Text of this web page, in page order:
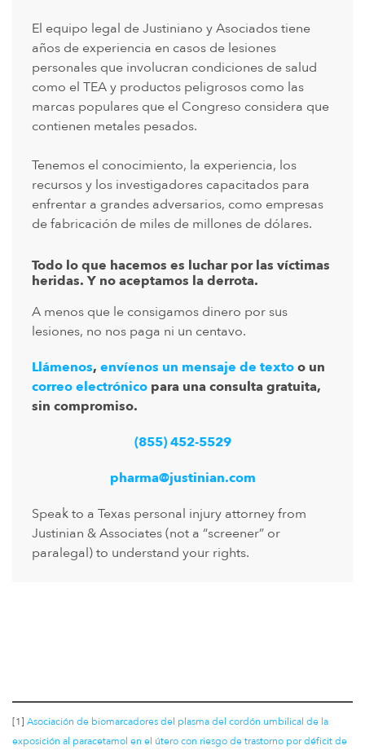
El equipo legal de Justiniano y Asociados tiene
años de experiencia en casos de lesiones
personales que involucran condiciones de salud
como el TEA y productos peligrosos como las
marcas populares que el Congreso considera que
contienen metales pesados.
Tenemos el conocimiento, la experiencia, los
recursos y los investigadores capacitados para
enfrentar a grandes adversarios, como empresas
de fabricación de miles de millones de dólares.
Todo lo que hacemos es luchar por las víctimas
heridas. Y no aceptamos la derrota.
A menos que le consigamos dinero por sus
lesiones, no nos paga ni un centavo.
Llámenos, envíenos un mensaje de textoo un
correo electrónico para una consulta gratuita,
sin compromiso.
(855) 452-5529
pharma@justinian.com
Speak to a Texas personal injury attorney from
Justinian & Associates (not a “screener” or
paralegal) to understand your rights.
[1] Asociación de biomarcadores del plasma del cordón umbilical de la
exposición al paracetamol en el útero con riesgo de trastorno por déficit de